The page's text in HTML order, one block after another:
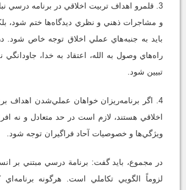
3. قلمرو اهداف تربيت اخلاقي در برنامه درسي
و مشاجرات ذهني و نظري ديدگاه‌ها ختم شود،
بايد به جنبه‌هاي عملي اخلاق توجه خاص شود.
راه‌هاي وصول به الله، اعتقاد به خدا،
تبيين شود.
4. اگر برنامه‌ريزان خواهان عملي‌شدن اهداف
اخلاقي هستند، لازم است در حد متعادل و نه
ويژگي‌ها و خصوصيات آحاد فراگيران توجه شود.
در مجموع، بايد گفت: برنامة درسي مبتني بر
لزوماً الگويي تكاملي است. هرگونه